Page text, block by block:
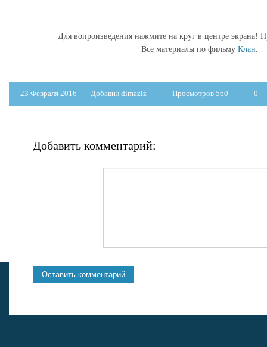
Для вопроизведения нажмите на круг в центре экрана!
Все материалы по фильмуКлан.
23 Февраля 2016 Добавил dimaziz Просмотров 560 0
Добавить комментарий: